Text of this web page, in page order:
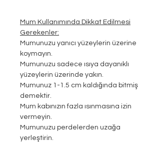
Mum Kullanımında Dikkat Edilmesi
Gerekenler:
Mumunuzu yanıcı yüzeylerin üzerine
koymayın.
Mumunuzu sadece ısıya dayanıklı
yüzeylerin üzerinde yakın.
Mumunuz 1-1.5 cm kaldığında bitmiş
demektir.
Mum kabınızın fazla ısınmasına izin
vermeyin.
Mumunuzu perdelerden uzağa
yerleştirin.